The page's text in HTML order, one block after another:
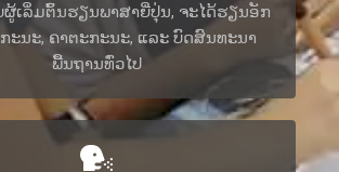
ເລິ່ມຕົ້ນຮຽນພາສາຍີ່ປຸ່ນ, ຈະໄດ້ຮຽນອັກ
ະນະ, ຄາຕະກະນະ, ແລະ ບົດສົນທະນາ
ພື້ນຖານທົ່ວໄປ